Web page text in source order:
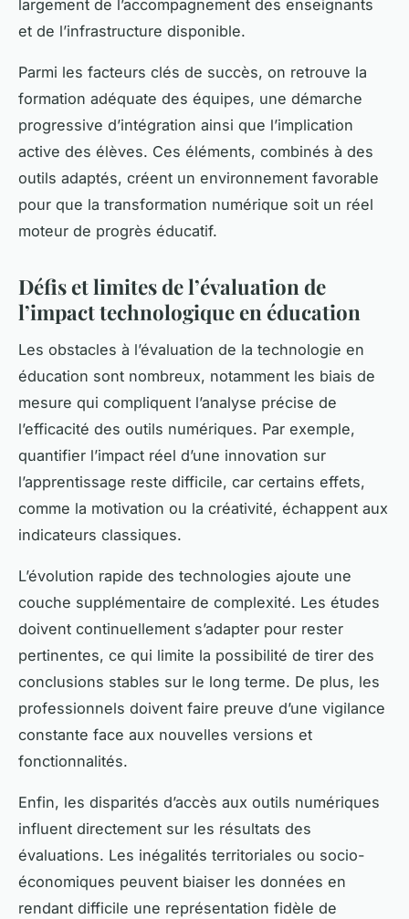
largement de l’accompagnement des enseignants
et de l’infrastructure disponible.
Parmi les facteurs clés de succès, on retrouve la
formation adéquate des équipes, une démarche
progressive d’intégration ainsi que l’implication
active des élèves. Ces éléments, combinés à des
outils adaptés, créent un environnement favorable
pour que la transformation numérique soit un réel
moteur de progrès éducatif.
Défis et limites de l’évaluation de
l’impact technologique en éducation
Les obstacles à l’évaluation de la technologie en
éducation sont nombreux, notamment les biais de
mesure qui compliquent l’analyse précise de
l’efficacité des outils numériques. Par exemple,
quantifier l’impact réel d’une innovation sur
l’apprentissage reste difficile, car certains effets,
comme la motivation ou la créativité, échappent aux
indicateurs classiques.
L’évolution rapide des technologies ajoute une
couche supplémentaire de complexité. Les études
doivent continuellement s’adapter pour rester
pertinentes, ce qui limite la possibilité de tirer des
conclusions stables sur le long terme. De plus, les
professionnels doivent faire preuve d’une vigilance
constante face aux nouvelles versions et
fonctionnalités.
Enfin, les disparités d’accès aux outils numériques
influent directement sur les résultats des
évaluations. Les inégalités territoriales ou socio-
économiques peuvent biaiser les données en
rendant difficile une représentation fidèle de